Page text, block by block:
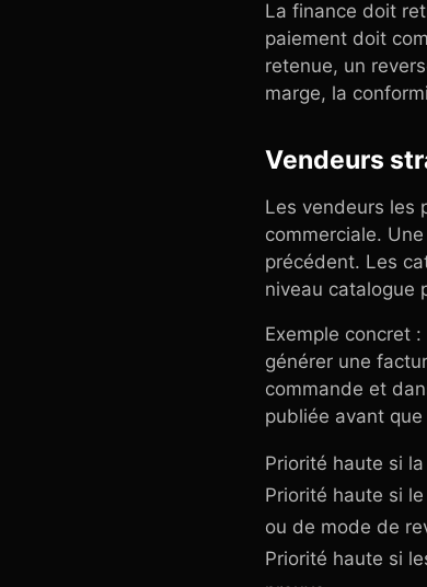
La finance doit
paiement doit
retenue, un
marge, la
Vendeurs
Les vendeurs les
commerciale.
précédent. Les
niveau catalogue
Exemple concret
générer une
commande et
publiée avant
Priorité haute si
Priorité haute si
ou de mode de
Priorité haute si